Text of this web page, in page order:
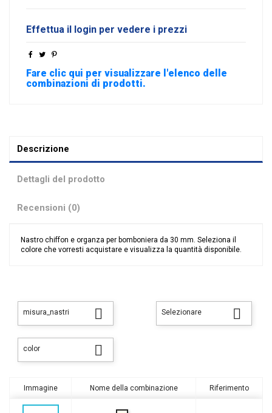
Effettua il login per vedere i prezzi
Fare clic qui per visualizzare l'elenco delle
combinazioni di prodotti.
Descrizione
Dettagli del prodotto
Recensioni (0)
Nastro chiffon e organza per bomboniera da 30 mm. Seleziona il
colore che vorresti acquistare e visualizza la quantità disponibile.
misura_nastri 
color 
Selezionare 
Immagine Nome della combinazione Riferimento